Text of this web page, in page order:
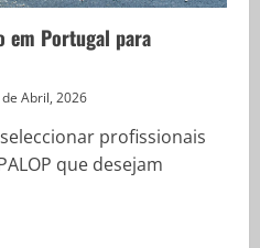
em Portugal para
de Abril, 2026
profissionais
que desejam